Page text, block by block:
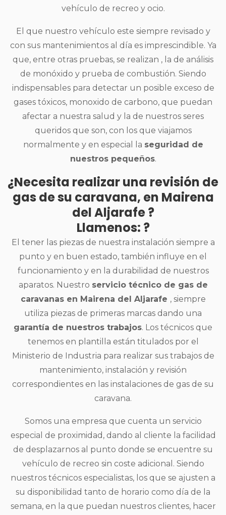
vehículo de recreo y ocio.
El que nuestro vehículo este siempre revisado y
con sus mantenimientos al día es imprescindible. Ya
que, entre otras pruebas, se realizan , la de análisis
de monóxido y prueba de combustión. Siendo
indispensables para detectar un posible exceso de
gases tóxicos, monoxido de carbono, que puedan
afectar a nuestra salud y la de nuestros seres
queridos que son, con los que viajamos
normalmente y en especial la seguridad de
nuestros pequeños.
¿Necesita realizar una revisión de
gas de su caravana, en Mairena
del Aljarafe ?
Llamenos: ?
El tener las piezas de nuestra instalación siempre a
punto y en buen estado, también influye en el
funcionamiento y en la durabilidad de nuestros
aparatos. Nuestro servicio técnico de gas de
caravanas en Mairena del Aljarafe , siempre
utiliza piezas de primeras marcas dando una
garantía de nuestros trabajos. Los técnicos que
tenemos en plantilla están titulados por el
Ministerio de Industria para realizar sus trabajos de
mantenimiento, instalación y revisión
correspondientes en las instalaciones de gas de su
caravana.
Somos una empresa que cuenta un servicio
especial de proximidad, dando al cliente la facilidad
de desplazarnos al punto donde se encuentre su
vehículo de recreo sin coste adicional. Siendo
nuestros técnicos especialistas, los que se ajusten a
su disponibilidad tanto de horario como día de la
semana, en la que puedan nuestros clientes, hacer